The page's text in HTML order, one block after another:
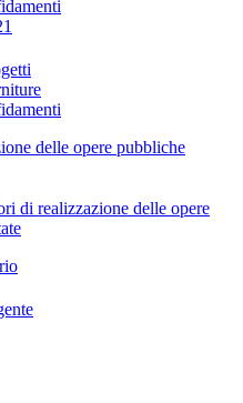
delle opere pubbliche
di realizzazione delle opere